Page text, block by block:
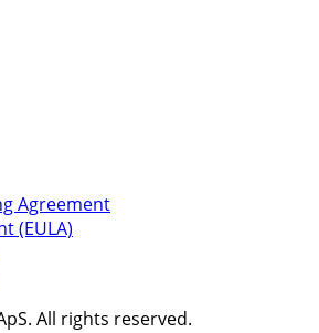
Agreement
(EULA)
All rights reserved.